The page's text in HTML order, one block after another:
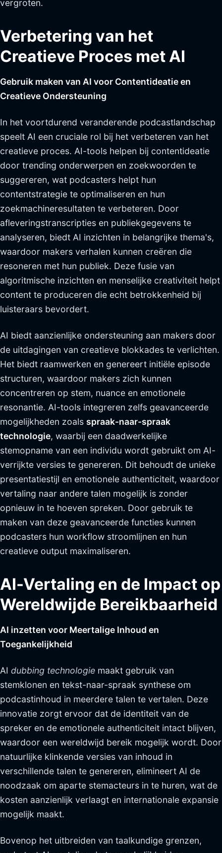
vergroten.
Verbetering van het
Creatieve Proces met AI
Gebruik maken van AI voor Contentideatie en
Creatieve Ondersteuning
In het voortdurend veranderende podcastlandschap
speelt AI een cruciale rol bij het verbeteren van het
creatieve proces. AI-tools helpen bij contentideatie
door trending onderwerpen en zoekwoorden te
suggereren, wat podcasters helpt hun
contentstrategie te optimaliseren en hun
zoekmachineresultaten te verbeteren. Door
afleveringstranscripties en publiekgegevens te
analyseren, biedt AI inzichten in belangrijke thema's,
waardoor makers verhalen kunnen creëren die
resoneren met hun publiek. Deze fusie van
algoritmische inzichten en menselijke creativiteit helpt
content te produceren die echt betrokkenheid bij
luisteraars bevordert.
AI biedt aanzienlijke ondersteuning aan makers door
de uitdagingen van creatieve blokkades te verlichten.
Het biedt raamwerken en genereert initiële episode
structuren, waardoor makers zich kunnen
concentreren op stem, nuance en emotionele
resonantie. AI-tools integreren zelfs geavanceerde
mogelijkheden zoals spraak-naar-spraak
technologie, waarbij een daadwerkelijke
stemopname van een individu wordt gebruikt om AI-
verrijkte versies te genereren. Dit behoudt de unieke
presentatiestijl en emotionele authenticiteit, waardoor
vertaling naar andere talen mogelijk is zonder
opnieuw in te hoeven spreken. Door gebruik te
maken van deze geavanceerde functies kunnen
podcasters hun workflow stroomlijnen en hun
creatieve output maximaliseren.
AI-Vertaling en de Impact op
Wereldwijde Bereikbaarheid
AI inzetten voor Meertalige Inhoud en
Toegankelijkheid
AI dubbing technologie maakt gebruik van
stemklonen en tekst-naar-spraak synthese om
podcastinhoud in meerdere talen te vertalen. Deze
innovatie zorgt ervoor dat de identiteit van de
spreker en de emotionele authenticiteit intact blijven,
waardoor een wereldwijd bereik mogelijk wordt. Door
natuurlijke klinkende versies van inhoud in
verschillende talen te genereren, elimineert AI de
noodzaak om aparte stemacteurs in te huren, wat de
kosten aanzienlijk verlaagt en internationale expansie
mogelijk maakt.
Bovenop het uitbreiden van taalkundige grenzen,